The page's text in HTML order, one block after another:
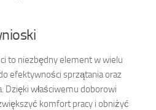
to niezbędny element w wielu
efektywności sprzątania oraz
Dzięki właściwemu doborowi
komfort pracy i obniżyć